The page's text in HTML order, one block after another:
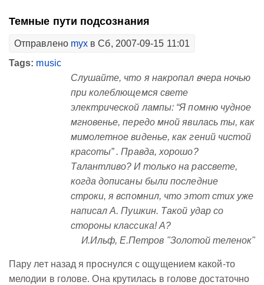
Темные пути подсознания
Отправлено myx в Сб, 2007-09-15 11:01
Tags: music
Слушайте, что я накропал вчера ночью
при колеблющемся свете
электрической лампы: “Я помню чудное
мгновенье, передо мной явилась ты, как
мимолетное виденье, как гений чистой
красоты” . Правда, хорошо?
Талантливо? И только на рассвете,
когда дописаны были последние
строки, я вспомнил, что этот стих уже
написал А. Пушкин. Такой удар со
стороны классика! А?
И.Ильф, Е.Петров "Золотой теленок"
Пару лет назад я проснулся с ощущением какой-то
мелодии в голове. Она крутилась в голове достаточно